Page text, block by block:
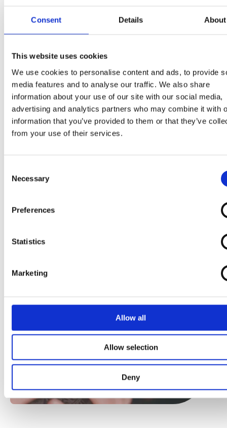
Consent Details About
This website uses cookies
We use cookies to personalise content and ads, to provide
media features and to analyse our traffic. We also share
information about your use of our site with our social media,
advertising and analytics partners who may combine it with
information that you’ve provided to them or that they’ve
from your use of their services.
Selection
Necessary
Preferences
Statistics
Marketing
Allow all
Allow selection
Deny
kakaová hmota, med (0,07%),maslový
mandle
množstvom tuku (1,5%), sušené odstredené
sekanémandle(1,5%),laktóza, emulgátory (mono- a
diglyceridy mastných kyselín,sójovýlecitín,
polyglycerolpolyricínoleát), stabilizátory (karobová
guma, guarová guma),vaječný bielok, arómy.
Môže obsahovať iné orechy, arašidy a glutén.
plodov.